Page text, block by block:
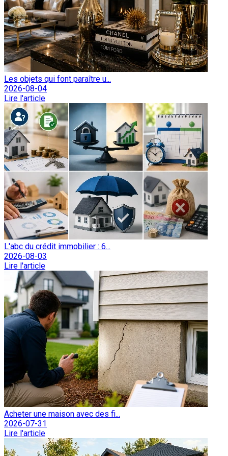
Les objets qui font paraître u...
2026-08-04
Lire l'article
L'abc du crédit immobilier : 6...
2026-08-03
Lire l'article
Acheter une maison avec des fi...
2026-07-31
Lire l'article